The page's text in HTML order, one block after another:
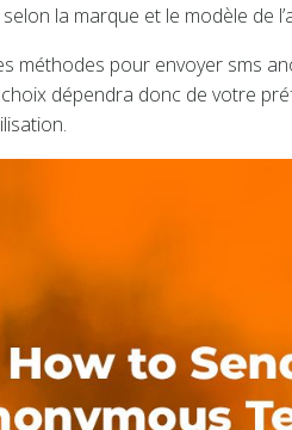
la marque et le modèle de
méthodes pour envoyer sms
choix dépendra donc de votre